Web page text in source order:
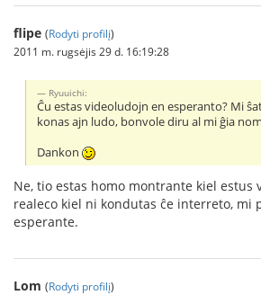
flipe (Rodyti profilį)
2011 m. rugsėjis 29 d. 16:19:28
Ryuuichi:
Ĉu estas videoludojn en esperanto? Mi
konas ajn ludo, bonvole diru al mi ĝia
Dankon
Ne, tio estas homo montrante kiel estus
realeco kiel ni kondutas ĉe interreto, mi
esperante.
Lom (Rodyti profilį)